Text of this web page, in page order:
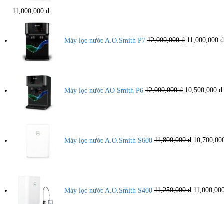
Giá
11,200,000 ₫.
11,000,000 ₫Giá
Máy lọc nước A.O.Smith P7 12,000,000₫ là:
11,000,000 ₫
Máy lọc nước AO Smith P6 12,000,000₫ là:
10,500,000 ₫
Máy lọc nước A.O.Smith S600 11,800,000₫ là:
Máy lọc nước A.O.Smith S400 11,250,000₫ là: